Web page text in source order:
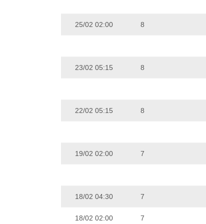
25/02 02:00 8
23/02 05:15 8
22/02 05:15 8
19/02 02:00 7
18/02 04:30 7
18/02 02:00 7